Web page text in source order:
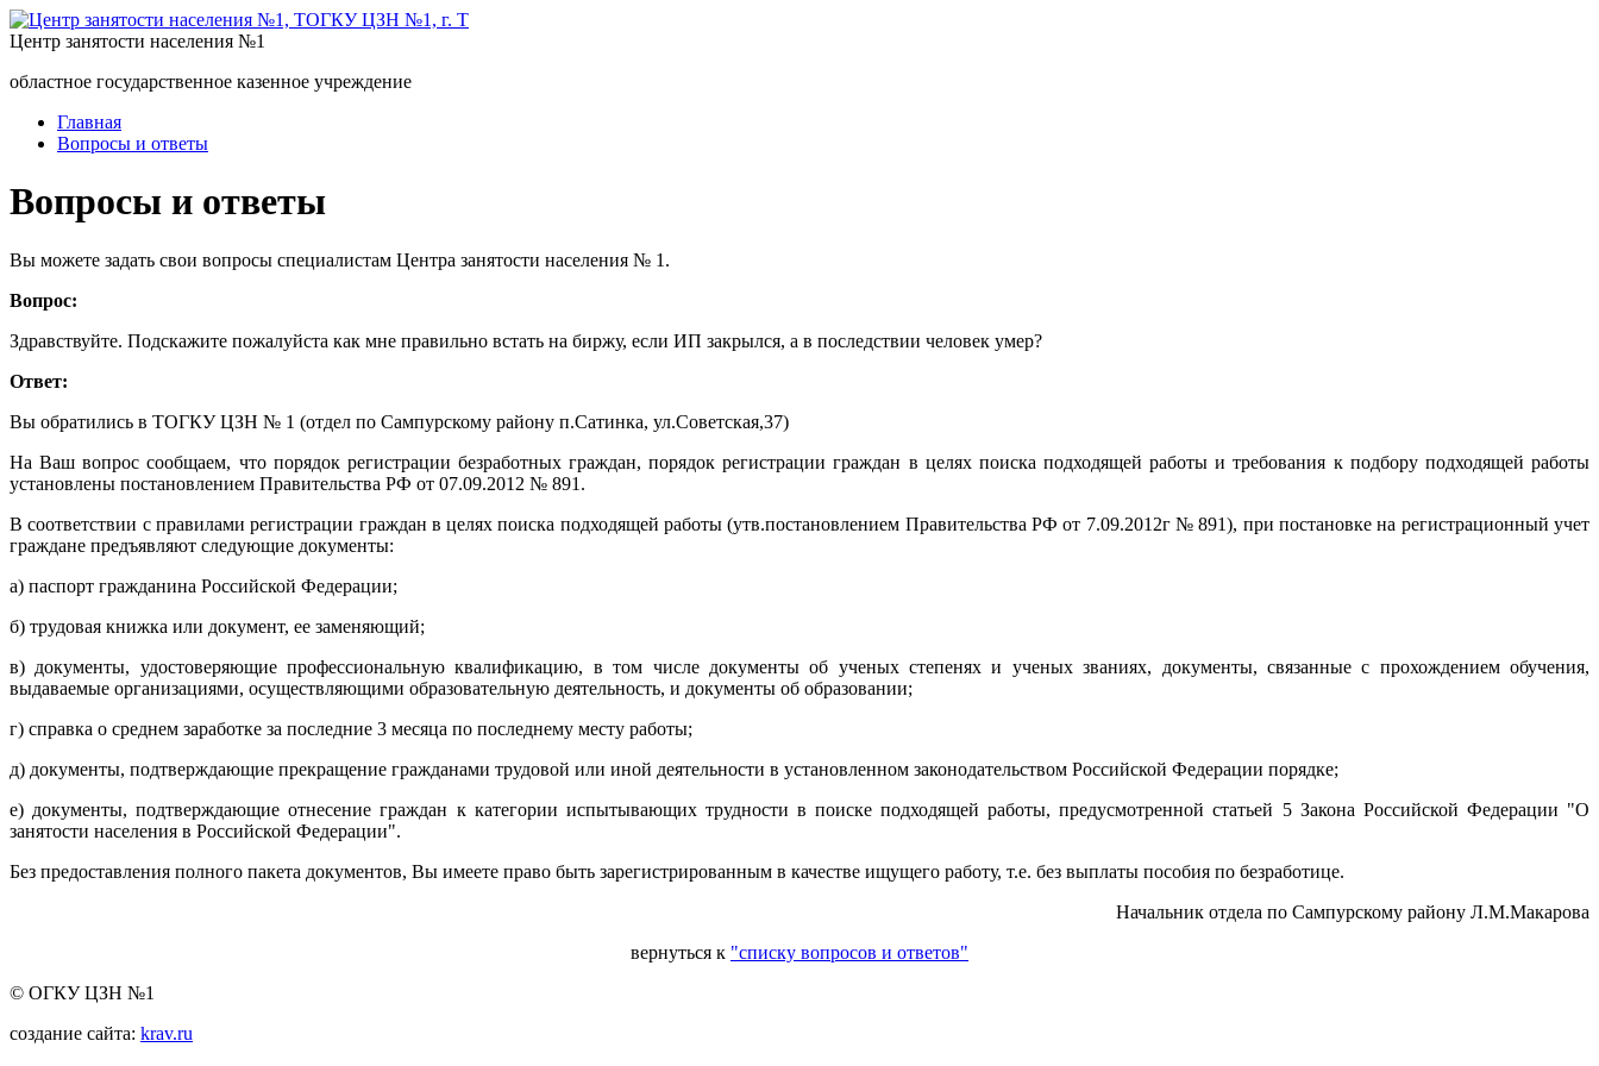
Центр занятости населения №1
областное государственное казенное учреждение
Главная
Вопросы и ответы
Вопросы и ответы
Вы можете задать свои вопросы специалистам Центра занятости населения № 1.
Вопрос:
Здравствуйте. Подскажите пожалуйста как мне правильно встать на биржу, если ИП закрылся, а в последствии человек умер?
Ответ:
Вы обратились в ТОГКУ ЦЗН № 1 (отдел по Сампурскому району п.Сатинка, ул.Советская,37)
На Ваш вопрос сообщаем, что порядок регистрации безработных граждан, порядок регистрации граждан в целях поиска подходящей работы и требования к подбору подходящей работы
установлены постановлением Правительства РФ от 07.09.2012 № 891.
В соответствии с правилами регистрации граждан в целях поиска подходящей работы (утв.постановлением Правительства РФ от 7.09.2012г № 891), при постановке на регистрационный учет
граждане предъявляют следующие документы:
а) паспорт гражданина Российской Федерации;
б) трудовая книжка или документ, ее заменяющий;
в) документы, удостоверяющие профессиональную квалификацию, в том числе документы об ученых степенях и ученых званиях, документы, связанные с прохождением обучения,
выдаваемые организациями, осуществляющими образовательную деятельность, и документы об образовании;
г) справка о среднем заработке за последние 3 месяца по последнему месту работы;
д) документы, подтверждающие прекращение гражданами трудовой или иной деятельности в установленном законодательством Российской Федерации порядке;
е) документы, подтверждающие отнесение граждан к категории испытывающих трудности в поиске подходящей работы, предусмотренной статьей 5 Закона Российской Федерации "О
занятости населения в Российской Федерации".
Без предоставления полного пакета документов, Вы имеете право быть зарегистрированным в качестве ищущего работу, т.е. без выплаты пособия по безработице.
Начальник отдела по Сампурскому району Л.М.Макарова
вернуться к "списку вопросов и ответов"
© ОГКУ ЦЗН №1
создание сайта: krav.ru